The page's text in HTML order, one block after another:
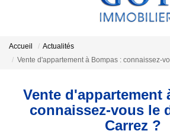
ESTIMATION
Accueil
Actualités
Vente d'appartement à Bompas : connaissez-
Vente d'appartement
connaissez-vous le
Carrez ?